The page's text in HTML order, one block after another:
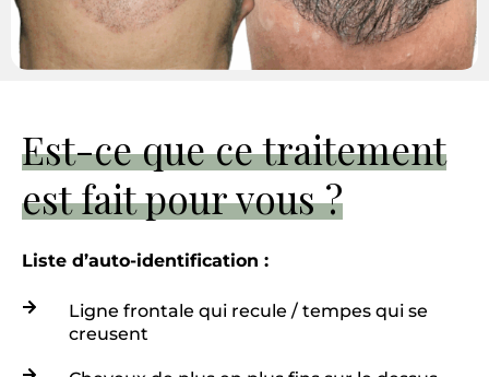
Est-ce que ce traitement
est fait pour vous ?
Liste d’auto-identification :
Ligne frontale qui recule / tempes qui se
creusent